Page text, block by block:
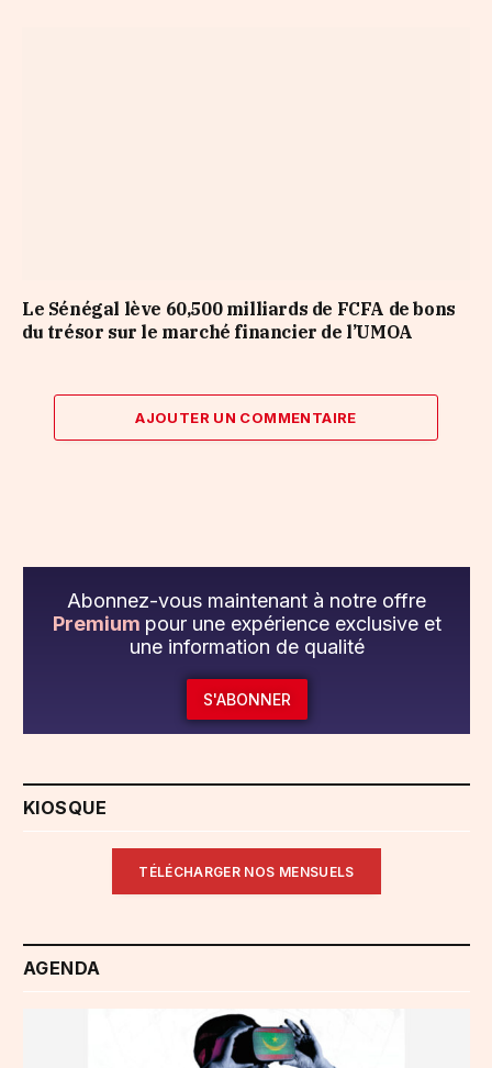
Le Sénégal lève 60,500 milliards de FCFA de bons
du trésor sur le marché financier de l’UMOA
AJOUTER UN COMMENTAIRE
Abonnez-vous maintenant à notre offre
Premium pour une expérience exclusive et
une information de qualité
S'ABONNER
KIOSQUE
TÉLÉCHARGER NOS MENSUELS
AGENDA